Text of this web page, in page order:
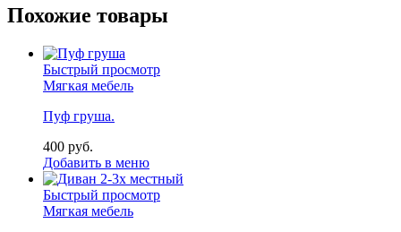
Похожие товары
Быстрый просмотр
Мягкая мебель
Пуф груша.
400 руб.
Добавить в меню
Быстрый просмотр
Мягкая мебель